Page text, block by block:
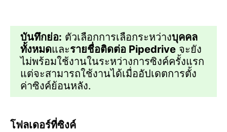
บันทึกย่อ: ตัวเลือกการเลือกระหว่างบุคคล
ทั้งหมดและรายชื่อติดต่อ Pipedrive จะยัง
ไม่พร้อมใช้งานในระหว่างการซิงค์ครั้งแรก
แต่จะสามารถใช้งานได้เมื่ออัปเดตการตั้ง
ค่าซิงค์ย้อนหลัง.
โฟลเดอร์ที่ซิงค์